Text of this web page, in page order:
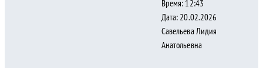
Время: 12:43
Дата: 20.02.2026
Савельева Лидия
Анатольевна